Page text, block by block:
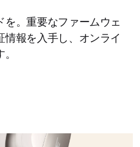
を。重要なファームウェ
情報を入手し、オンライ